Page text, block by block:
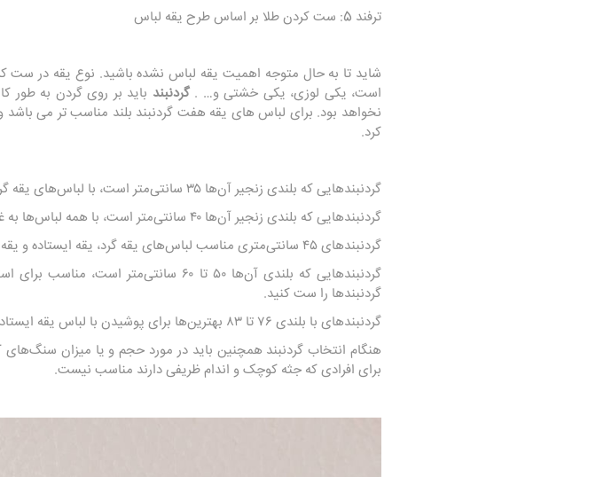
ترفند 5: ست کردن طلا بر اساس طرح یقه لباس
شاید تا به حال متوجه اهمیت یقه لباس نشده باشید. نوع یقه در ست
است، یکی لوزی، یکی خشتی و… .گردنبند باید بر روی گردن به
نخواهد بود. برای لباس‌ های یقه هفت گردنبند بلند مناسب تر می باشد
کرد.
گردنبندهایی که بلندی زنجیر آن‌ها ۳۵ سانتی‌متر است، با لباس‌های یقه گرد، یقه هفت و یقه قایقی بهترین ظاهر را ایجاد خواهند کرد.
گردنبندهایی که بلندی زنجیر آن‌ها ۴۰ سانتی‌متر است، با همه لباس‌ها به غیر از یقه اسکی‌ها و لباس‌های یقه ایستاده ظاهری مطلوب ایجاد می‌کنند.
گردنبندهای ۴۵ سانتی‌متری مناسب لباس‌های یقه گرد، یقه ایستاده و یقه هفت عمیق هستند.
گردنبندهایی که بلندی آن‌ها ۵۰ تا ۶۰
گردنبند‌ها را ست کنید.
گردنبندهای با بلندی ۷۶ تا ۸۳ بهترین‌ها برای پوشیدن با لباس یقه ایستاده و لباس مجلسی هستند.
هنگام انتخاب گردنبند همچنین باید در مورد حجم و یا میزان
برای افرادی که جثه کوچک و اندام ظریفی دارند مناسب نیست.